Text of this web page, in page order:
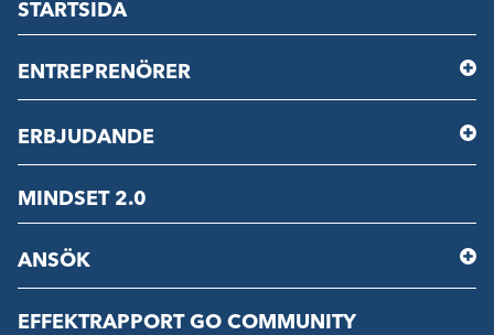
STARTSIDA
ENTREPRENÖRER
ERBJUDANDE
MINDSET 2.0
ANSÖK
EFFEKTRAPPORT GO COMMUNITY